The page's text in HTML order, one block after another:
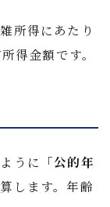
所得にあたり
得金額です。
うに 「公的年
します。年齢